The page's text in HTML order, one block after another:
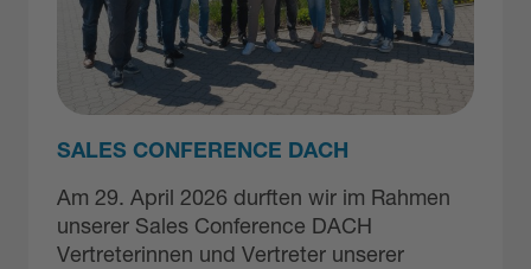
SALES CONFERENCE DACH
Am 29. April 2026 durften wir im Rahmen
unserer Sales Conference DACH
Vertreterinnen und Vertreter unserer